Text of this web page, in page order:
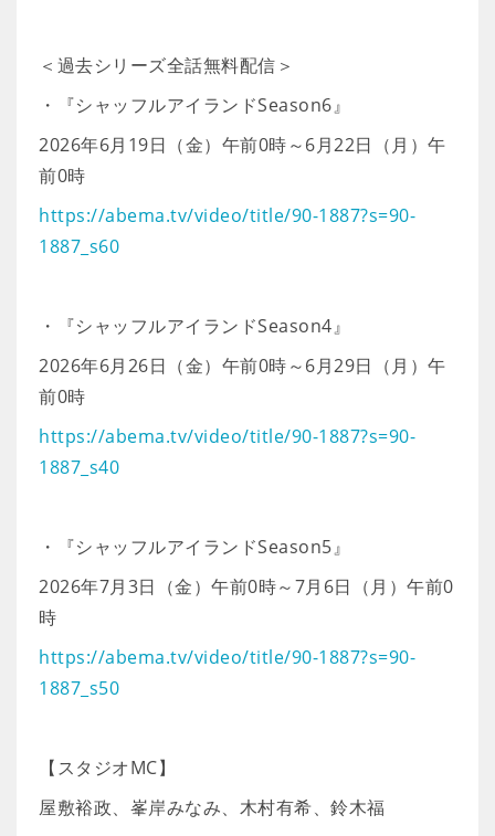
＜過去シリーズ全話無料配信＞
・『シャッフルアイランドSeason6』
2026年6月19日（金）午前0時～6月22日（月）午
前0時
https://abema.tv/video/title/90-1887?s=90-
1887_s60
・『シャッフルアイランドSeason4』
2026年6月26日（金）午前0時～6月29日（月）午
前0時
https://abema.tv/video/title/90-1887?s=90-
1887_s40
・『シャッフルアイランドSeason5』
2026年7月3日（金）午前0時～7月6日（月）午前0
時
https://abema.tv/video/title/90-1887?s=90-
1887_s50
【スタジオMC】
屋敷裕政、峯岸みなみ、木村有希、鈴木福